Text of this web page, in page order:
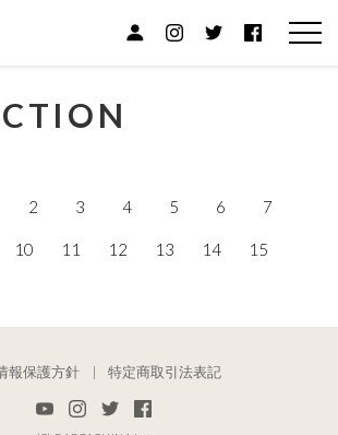
2 3 4 5 6 7
10 11 12 13 14 15
報保護方針 特定商取引法表記